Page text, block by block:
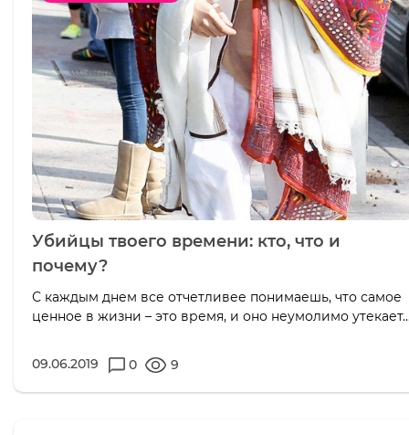
Убийцы твоего времени: кто, что и
почему?
С каждым днем все отчетливее понимаешь, что самое
ценное в жизни – это время, и оно неумолимо
09.06.2019 0 9